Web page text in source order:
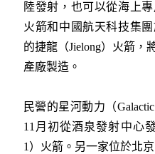
陸發射，也可以從海上
火箭和中國航天科技集
的捷龍（Jielong）火箭，
產廠製造。
民營的星河動力（
11月初從酒泉發射中心
1）火箭。另一家位於北